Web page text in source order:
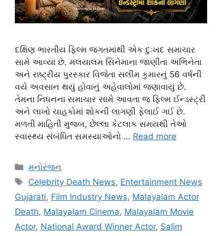
દક્ષિણ ભારતીય ફિલ્મ જગતમાંથી એક દુઃખદ સમાચાર
સામે આવ્યા છે. મલયાલમ સિનેમાના જાણીતા અભિનેતા
અને રાષ્ટ્રીય પુરસ્કાર વિજેતા સલીમ કુમારનું 56 વર્ષની
વયે અવસાન થયું હોવાનું અહેવાલોમાં જણાવાયું છે.
તેમના નિધનના સમાચાર સામે આવતા જ ફિલ્મ ઈન્ડસ્ટ્રી
અને લાખો ચાહકોમાં શોકની લાગણી ફેલાઈ ગઈ છે.
મળતી માહિતી મુજબ, છેલ્લા કેટલાક સમયથી તેઓ
સ્વાસ્થ્ય સંબંધિત સમસ્યાઓનો … Read more
Categories
મનોરંજન
Tags
Celebrity Death News, Entertainment News
Gujarati, Film Industry News, Malayalam Actor
Death, Malayalam Cinema, Malayalam Movie
Actor, National Award Winner Actor, Salim